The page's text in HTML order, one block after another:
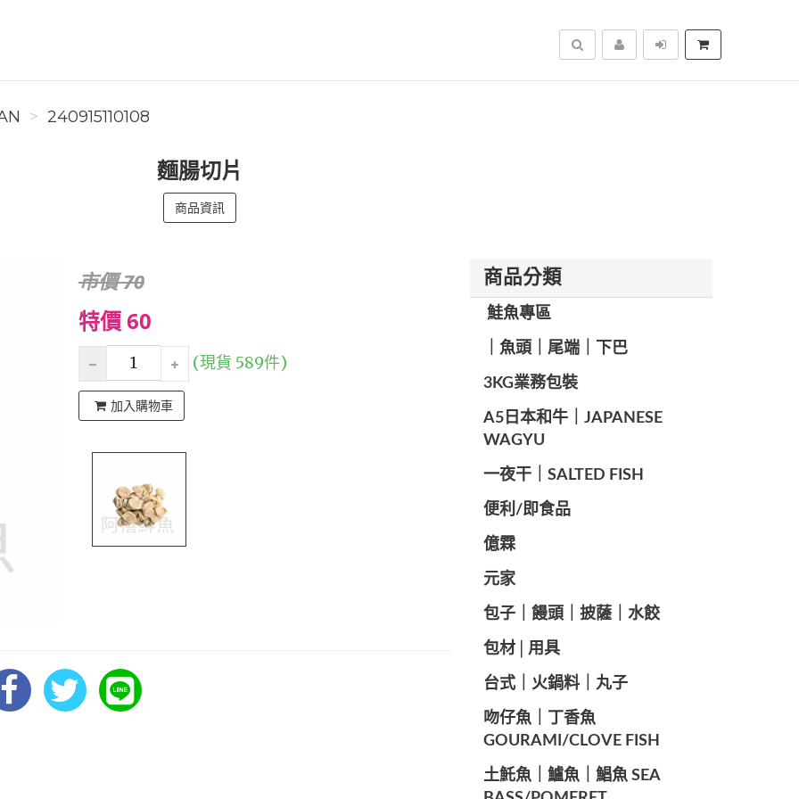
搜尋
240915110108
麵腸切片
商品資訊
市價 70
特價 60
(現貨 589件)
加入購物車
商品分類
️ 鮭魚專區
️｜魚頭｜尾端｜下巴
️3KG業務包裝
A5日本和牛｜JAPANESE
WAGYU
️一夜干｜SALTED FISH
便利/即食品
億霖
元家
️包子｜饅頭｜披薩｜水餃
包材│用具
️台式｜火鍋料｜丸子
️吻仔魚｜丁香魚
GOURAMI/CLOVE FISH
️土魠魚｜鱸魚｜鯧魚 SEA ​​